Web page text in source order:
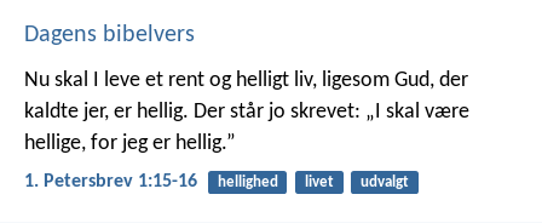
Dagens bibelvers
Nu skal I leve et rent og helligt liv, ligesom Gud, der
kaldte jer, er hellig. Der står jo skrevet: „I skal være
hellige, for jeg er hellig.”
1. Petersbrev 1:15-16 hellighed livet udvalgt